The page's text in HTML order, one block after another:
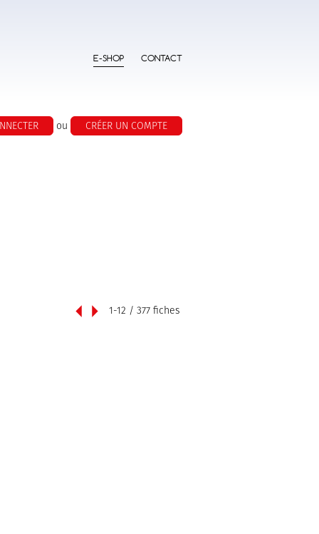
E-SHOP CONTACT
ou CRÉER UN COMPTE
  1-12 / 377 fiches